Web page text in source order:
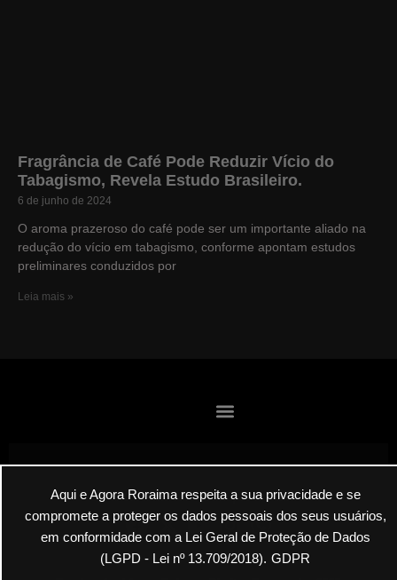
Aqui e Agora Roraima respeita a sua privacidade e se
compromete a proteger os dados pessoais dos seus usuários,
em conformidade com a Lei Geral de Proteção de Dados
(LGPD - Lei nº 13.709/2018). GDPR
Fragrância de Café Pode Reduzir Vício do
Tabagismo, Revela Estudo Brasileiro.
6 de junho de 2024
O aroma prazeroso do café pode ser um importante aliado na
redução do vício em tabagismo, conforme apontam estudos
preliminares conduzidos por
Leia mais »
Envie suas denúncias por E-mail